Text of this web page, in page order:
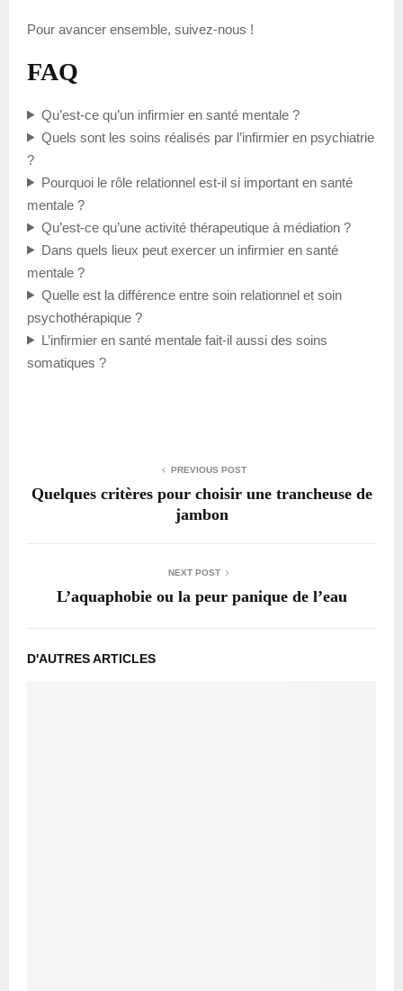
Pour avancer ensemble, suivez-nous !
FAQ
Qu’est-ce qu’un infirmier en santé mentale ?
Quels sont les soins réalisés par l’infirmier en psychiatrie
?
Pourquoi le rôle relationnel est-il si important en santé
mentale ?
Qu’est-ce qu’une activité thérapeutique à médiation ?
Dans quels lieux peut exercer un infirmier en santé
mentale ?
Quelle est la différence entre soin relationnel et soin
psychothérapique ?
L’infirmier en santé mentale fait-il aussi des soins
somatiques ?
PREVIOUS POST
Quelques critères pour choisir une trancheuse de
jambon
NEXT POST
L’aquaphobie ou la peur panique de l’eau
D'AUTRES ARTICLES